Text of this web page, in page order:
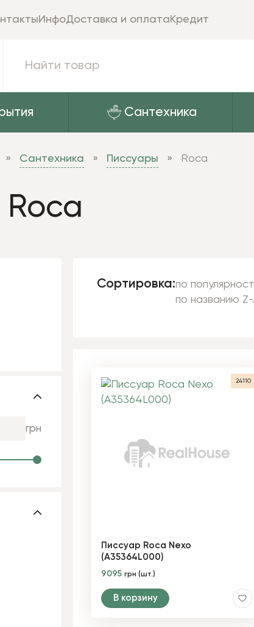
Сантехника
ИнфоДоставка и оплатаКредит
Сантехника Писсуары Roca
грн
Сортировка:по
по названию
24110
Писсуар Roca Nexo
(A35364L000)
9095 грн (шт.)
В корзину